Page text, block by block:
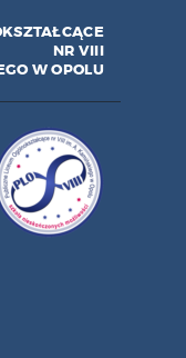
NR VIII
W OPOLU